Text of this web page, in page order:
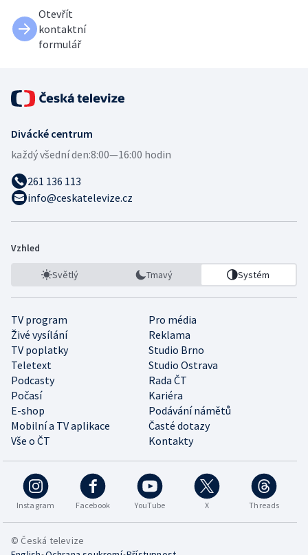
Otevřít
kontaktní
formulář
Divácké centrum
každý všední den:8:00—16:00 hodin
261 136 113
info@ceskatelevize.cz
Vzhled
Světlý Tmavý Systém
TV program
Pro média
Živé vysílání
Reklama
TV poplatky
Studio Brno
Teletext
Studio Ostrava
Podcasty
Rada ČT
Počasí
Kariéra
E-shop
Podávání námětů
Mobilní a TV aplikace
Časté dotazy
Vše o ČT
Kontakty
Instagram Facebook YouTube X Threads
© Česká televize